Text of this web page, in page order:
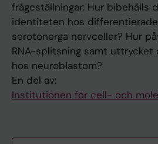
frågeställningar: Hur bibehålls
identiteten hos
serotonerga nervceller? Hur
RNA-splitsning samt uttrycket
hos neuroblastom?
En del av:
Institutionen för cell- och